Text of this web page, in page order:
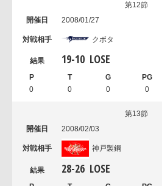
第12節
2008/01/27
クボタ
19-10 LOSE
0 0 0 0
第13節
2008/02/03
神戸製鋼
28-26 LOSE